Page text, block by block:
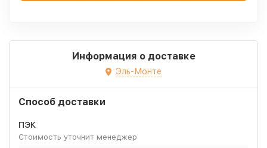
Информация о доставке
Эль-Монте
Способ доставки
ПЭК
Стоимость уточнит менеджер